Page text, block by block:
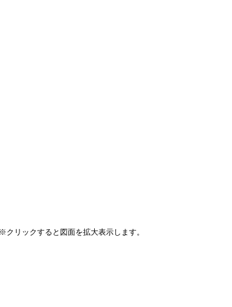
※クリックすると図面を拡大表示します。